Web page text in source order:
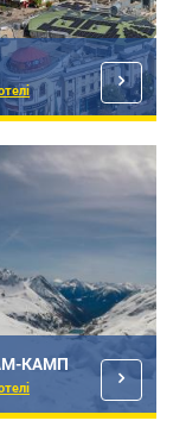
КАМП